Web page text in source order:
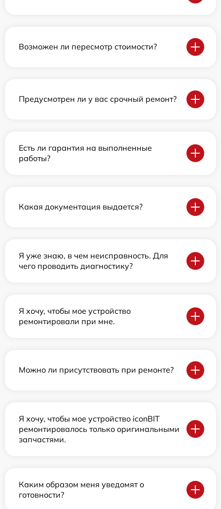
Возможен ли пересмотр стоимости?
Предусмотрен ли у вас срочный ремонт?
Есть ли гарантия на выполненные
работы?
Какая документация выдается?
Я уже знаю, в чем неисправность. Для
чего проводить диагностику?
Я хочу, чтобы мое устройство
ремонтировали при мне.
Можно ли присутствовать при ремонте?
Я хочу, чтобы мое устройство iconBIT
ремонтировалось только оригинальными
запчастями.
Каким образом меня уведомят о
готовности?